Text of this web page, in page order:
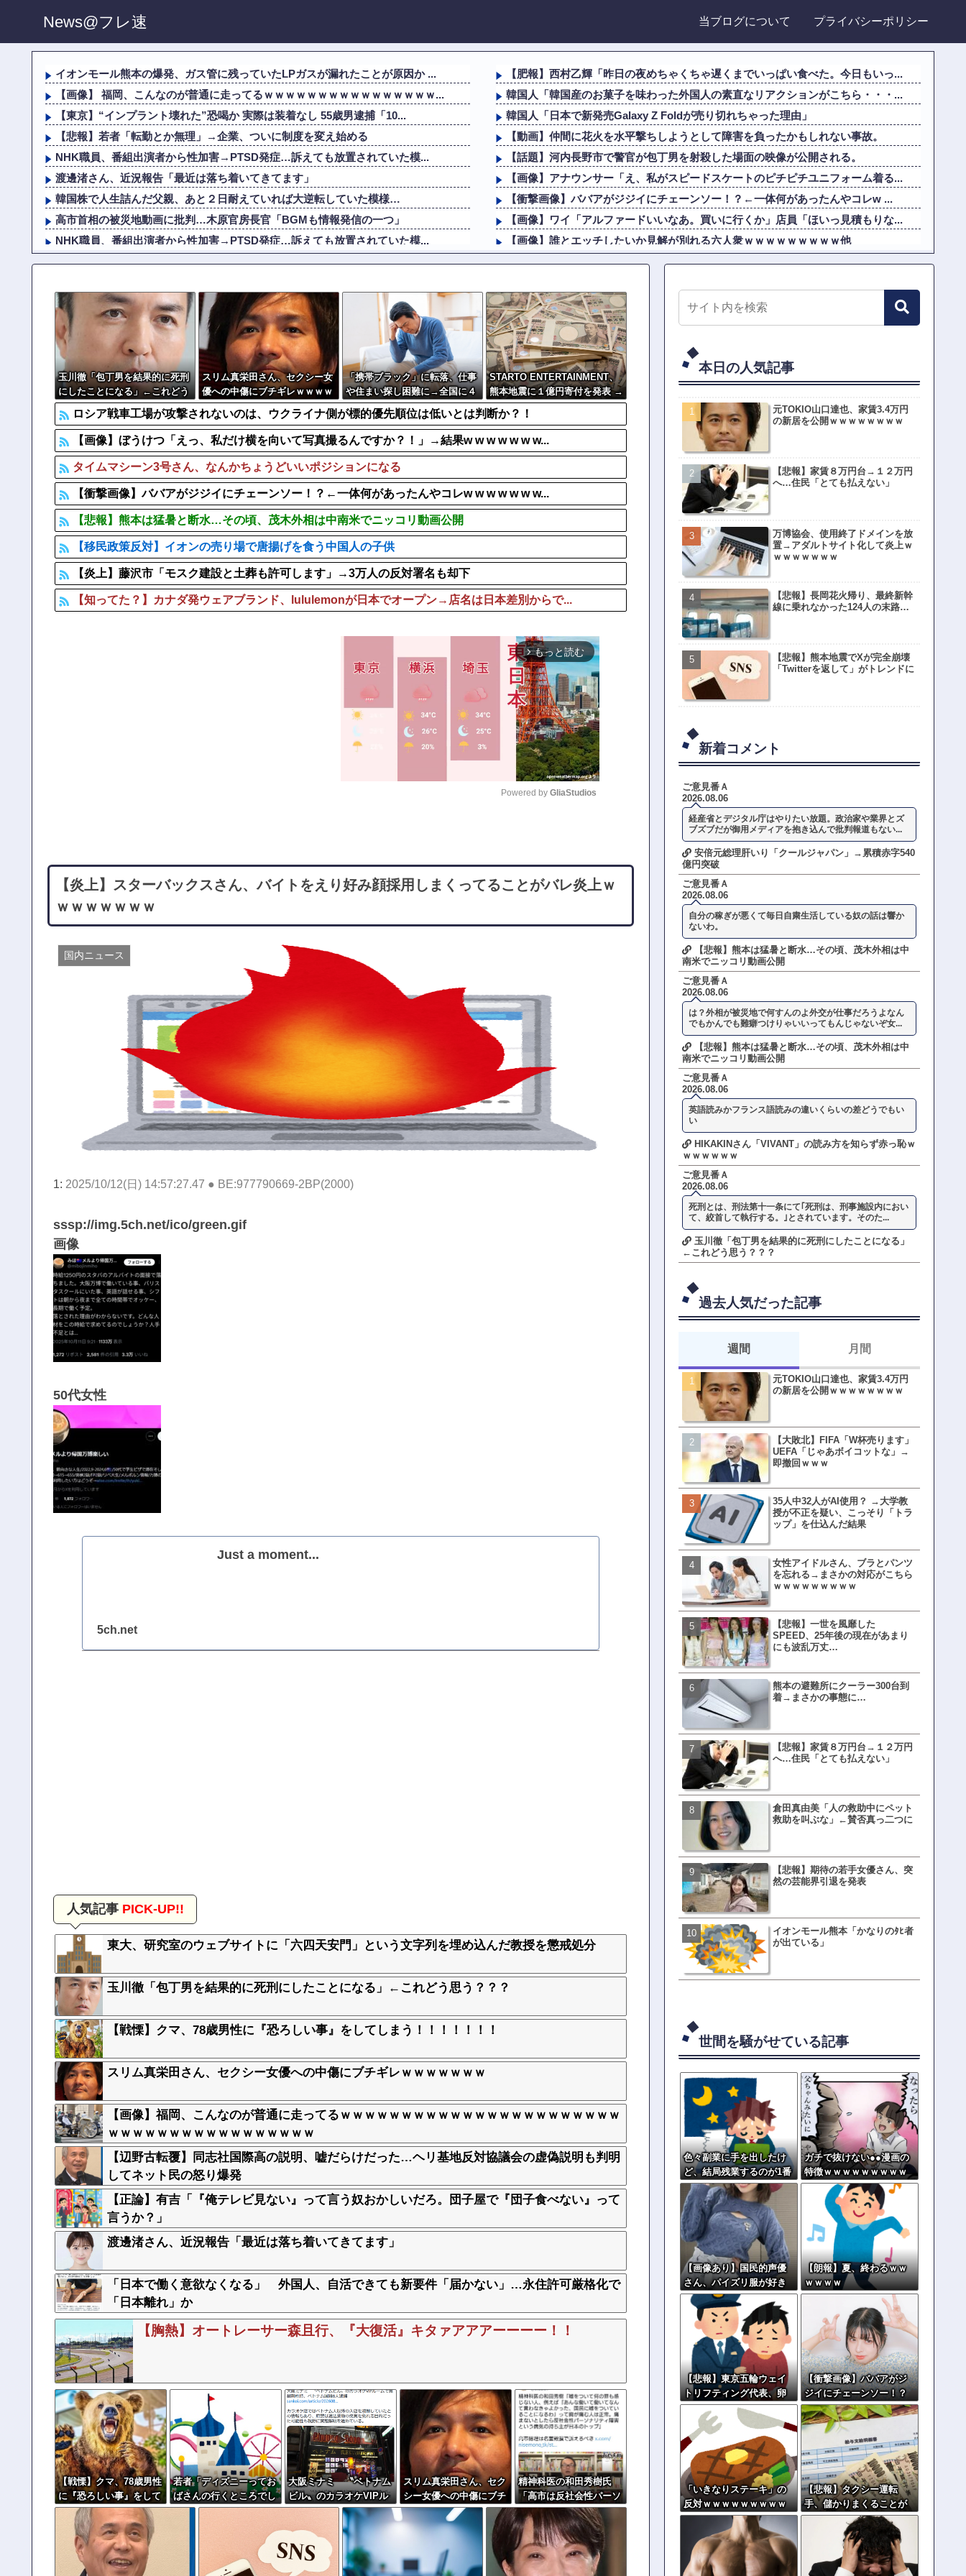
News@フレ速 当ブログについて プライバシーポリシー
イオンモール熊本の爆発、ガス管に残っていたLPガスが漏れたことが原因か ...
【画像】 福岡、こんなのが普通に走ってるｗｗｗｗｗｗｗｗｗｗｗｗｗｗｗｗ...
【東京】“インプラント壊れた”恐喝か 実際は装着なし 55歳男逮捕「10...
【悲報】若者「転勤とか無理」→企業、ついに制度を変え始める
NHK職員、番組出演者から性加害→PTSD発症…訴えても放置されていた模...
渡邊渚さん、近況報告「最近は落ち着いてきてます」
韓国株で人生詰んだ父親、あと２日耐えていれば大逆転していた模様…
高市首相の被災地動画に批判…木原官房長官「BGMも情報発信の一つ」
NHK職員、番組出演者から性加害→PTSD発症…訴えても放置されていた模...
死去した有名作家の遺作が予約開始、すると『信じられない問い合わせがあった...
【動画あり】 福岡県柳川市の御当地アイドルだった頃の今田美桜ｗｗｗｗｗ
日本人の生活、たった10年で激変してしまったことが発覚・・・
客「なんかこの”にんにく”青いんだけど！」→客の無知のせいで有名ラーメン...
【肥報】西村乙輝「昨日の夜めちゃくちゃ遅くまでいっぱい食べた。今日もいっ...
韓国人「韓国産のお菓子を味わった外国人の素直なリアクションがこちら・・・...
韓国人「日本で新発売Galaxy Z Foldが売り切れちゃった理由」
【動画】仲間に花火を水平撃ちしようとして障害を負ったかもしれない事故。
【話題】河内長野市で警官が包丁男を射殺した場面の映像が公開される。
【画像】アナウンサー「え、私がスピードスケートのピチピチユニフォーム着る...
【衝撃画像】ババアがジジイにチェーンソー！？←一体何があったんやコレw ...
【画像】ワイ「アルファードいいなあ。買いに行くか」店員「ほいっ見積もりな...
【画像】誰とエッチしたいか見解が別れる六人衆ｗｗｗｗｗｗｗｗｗ他
ロシア戦車工場が攻撃されないのは、ウクライナ側が標的優先順位は低いとは判...
海外「その通り！」日本人ならどこでも発展させると語る世界的大富豪に海外が...
なんでメーカーは萌え系の機種を荒波仕様で出すんだろうな他
日本でも売れた5大外国人歌手 THE BEATLES、カーペンターズ、マ...
【画像】マスパンこと枡田絵理奈アナ、地上波でまさかのパンチラ
玉川徹「包丁男を結果的に死刑
にしたことになる」←これどう
思う？？？
スリム真栄田さん、セクシー女
優への中傷にブチギレｗｗｗｗ
ｗｗｗ
「携帯ブラック」に転落、仕事
や住まい探し困難に→全国に４
００万人？生活再建どうすれ
ば…
STARTO ENTERTAINMENT、
熊本地震に１億円寄付を発表 →
コンサート会場でも募金開始へ
ロシア戦車工場が攻撃されないのは、ウクライナ側が標的優先順位は低いとは判断か？！
【画像】ぼうけつ「えっ、私だけ横を向いて写真撮るんですか？！」→結果w w w w w w w...
タイムマシーン3号さん、なんかちょうどいいポジションになる
【衝撃画像】ババアがジジイにチェーンソー！？←一体何があったんやコレw w w w w w w...
【悲報】熊本は猛暑と断水…その頃、茂木外相は中南米でニッコリ動画公開
【移民政策反対】イオンの売り場で唐揚げを食う中国人の子供
【炎上】藤沢市「モスク建設と土葬も許可します」→3万人の反対署名も却下
【知ってた？】カナダ発ウェアブランド、lululemonが日本でオープン→店名は日本差別からで...
arrow_forward_ios もっと読む
e
Powered by GliaStudios
【炎上】スターバックスさん、バイトをえり好み顔採用しまくってることがバレ炎上ｗ
ｗｗｗｗｗｗｗ
国内ニュース
1: 2025/10/12(日) 14:57:27.47 ● BE:977790669-2BP(2000)
sssp://img.5ch.net/ico/green.gif
画像
50代女性
Just a moment...
5ch.net
人気記事PICK-UP!!
東大、研究室のウェブサイトに「六四天安門」という文字列を埋め込んだ教授を懲戒処分
玉川徹「包丁男を結果的に死刑にしたことになる」←これどう思う？？？
【戦慄】クマ、78歳男性に『恐ろしい事』をしてしまう！！！！！！！
スリム真栄田さん、セクシー女優への中傷にブチギレｗｗｗｗｗｗｗ
【画像】福岡、こんなのが普通に走ってるｗｗｗｗｗｗｗｗｗｗｗｗｗｗｗｗｗｗｗｗｗｗｗ
ｗｗｗｗｗｗｗｗｗｗｗｗｗｗｗｗｗ
【辺野古転覆】同志社国際高の説明、嘘だらけだった…ヘリ基地反対協議会の虚偽説明も判明
してネット民の怒り爆発
【正論】有吉「『俺テレビ見ない』って言う奴おかしいだろ。団子屋で『団子食べない』って
言うか？」
渡邊渚さん、近況報告「最近は落ち着いてきてます」
「日本で働く意欲なくなる」 外国人、自活できても新要件「届かない」…永住許可厳格化で
「日本離れ」か
【胸熱】オートレーサー森且行、『大復活』キタァアアアーーーー！！
【戦慄】クマ、78歳男性
に『恐ろしい事』をして
しまう！！！！！！！
若者「ディズニーってお
ばさんの行くところでし
ょ」←マジか
大阪ミナミ 〝ベトナム
ビル〟のカラオケVIPル
ームで覚醒剤所持、ベト
ナム国籍8人逮捕
スリム真栄田さん、セク
シー女優への中傷にブチ
ギレｗｗｗｗｗｗｗ
精神科医の和田秀樹氏
「高市は反社会性パーソ
ナリティ障害である」
本日の人気記事
元TOKIO山口達也、家賃3.4万円
の新居を公開ｗｗｗｗｗｗｗｗ
【悲報】家賃８万円台→１２万円
へ…住民「とても払えない」
万博協会、使用終了ドメインを放
置→アダルトサイト化して炎上ｗ
ｗｗｗｗｗｗｗ
【悲報】長岡花火帰り、最終新幹
線に乗れなかった124人の末路…
【悲報】熊本地震でXが完全崩壊
「Twitterを返して」がトレンドに
新着コメント
ご意見番Ａ
2026.08.06
経産省とデジタル庁はやりたい放題。政治家や業界とズ
ブズブだが御用メディアを抱き込んで批判報道もない...
安倍元総理肝いり「クールジャパン」→累積赤字540
億円突破
ご意見番Ａ
2026.08.06
自分の稼ぎが悪くて毎日自粛生活している奴の話は響か
ないわ。
【悲報】熊本は猛暑と断水…その頃、茂木外相は中
南米でニッコリ動画公開
ご意見番Ａ
2026.08.06
は？外相が被災地で何すんのよ外交が仕事だろうよなん
でもかんでも難癖つけりゃいいってもんじゃないぞ女...
【悲報】熊本は猛暑と断水…その頃、茂木外相は中
南米でニッコリ動画公開
ご意見番Ａ
2026.08.06
英語読みかフランス語読みの違いくらいの差どうでもい
い
HIKAKINさん「VIVANT」の読み方を知らず赤っ恥ｗ
ｗｗｗｗｗｗ
ご意見番Ａ
2026.08.06
死刑とは、刑法第十一条にて｢死刑は、刑事施設内におい
て、絞首して執行する。｣とされています。そのた...
玉川徹「包丁男を結果的に死刑にしたことになる」
←これどう思う？？？
過去人気だった記事
週間
元TOKIO山口達也、家賃3.4万円
の新居を公開ｗｗｗｗｗｗｗｗ
【大敗北】FIFA「W杯売ります」
UEFA「じゃあボイコットな」→
即撤回ｗｗｗ
35人中32人がAI使用？ →大学教
授が不正を疑い、こっそり「トラ
ップ」を仕込んだ結果
女性アイドルさん、ブラとパンツ
を忘れる→まさかの対応がこちら
ｗｗｗｗｗｗｗｗｗ
【悲報】一世を風靡した
SPEED、25年後の現在があまり
にも波乱万丈…
熊本の避難所にクーラー300台到
着→まさかの事態に…
【悲報】家賃８万円台→１２万円
へ…住民「とても払えない」
倉田真由美「人の救助中にペット
救助を叫ぶな」←賛否真っ二つに
【悲報】期待の若手女優さん、突
然の芸能界引退を発表
イオンモール熊本「かなりのﾀﾋ者
が出ている」
月間
【悲報】東京着く前にHP尽
方民ｗｗｗ移動だけで瀕死
【ファーw】水着女子さん
オッサン盗撮してる…通報
皇族確保策、天皇陛下の一
界ピリつくｗｗｗ
文春、沖縄問題の"触れては
ない話"を暴露してしまうｗ
ｗｗｗｗｗ
ランサムウェア攻撃を受け
レイ、わずか10日で復旧し
ネット民、橋本愛の５年前
を発掘→再炎上へｗｗｗｗｗ
福岡テレビ局にとんでもな
アナが入社してしまうｗｗｗ
【衝撃】三笘が事故った時
てた車ってさ…←これw w
有吉「うまくても絶対に行
ない店」がこちら…ネット
母親「息子の借りた本が心
世間を騒がせている記事
色々副業に手を出したけ
ど、結局残業するのが1番
稼げるな
ガチで抜けない●●漫画の
特徴ｗｗｗｗｗｗｗｗｗ
ｗｗｗｗｗｗｗｗｗｗｗ
【画像あり】国民的声優
さん、パイズリ服が好き
すぎるｗｗｗｗｗ
【朗報】夏、終わるｗｗ
ｗｗｗｗ
【悲報】東京五輪ウェイ
トリフティング代表、卵
パックを盗んで逮捕ｗｗ
ｗｗｗｗ
【衝撃画像】ババアがジ
ジイにチェーンソー！？
←一体何があったんやコ
レw w w w w w w w w
「いきなりステーキ」の
反対ｗｗｗｗｗｗｗｗｗ
【悲報】タクシー運転
手、儲かりまくることが
判明してしまう